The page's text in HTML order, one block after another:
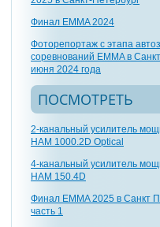
Финал EMMA 2024
Фоторепортаж с этапа
соревнований EMMA в
июня 2024 года
ПОСМОТРЕТЬ
2-канальный усилитель
HAM 1000.2D Optical
4-канальный усилитель
HAM 150.4D
Финал EMMA 2025 в Санкт
часть 1